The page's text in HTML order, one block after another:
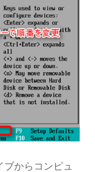
からコンピュ